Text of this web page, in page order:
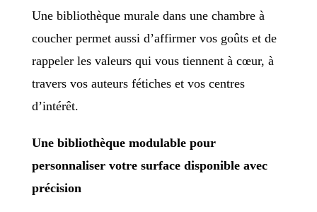
Une bibliothèque murale dans une chambre à
coucher permet aussi d’affirmer vos goûts et de
rappeler les valeurs qui vous tiennent à cœur, à
travers vos auteurs fétiches et vos centres
d’intérêt.
Une bibliothèque modulable pour
personnaliser votre surface disponible avec
précision